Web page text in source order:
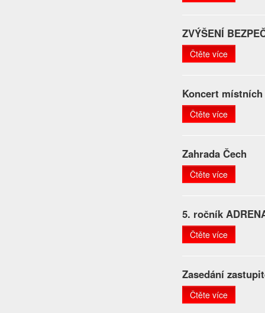
ZVÝŠENÍ
Čtěte více
Koncert
Čtěte více
Zahrada Čech
Čtěte více
5. ročník
Čtěte více
Zasedání
Čtěte více